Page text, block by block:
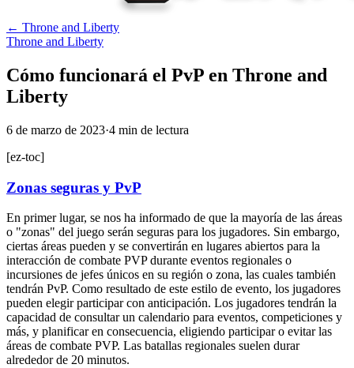
← Throne and Liberty
Throne and Liberty
Cómo funcionará el PvP en Throne and
Liberty
6 de marzo de 2023·4 min de lectura
[ez-toc]
Zonas seguras y PvP
En primer lugar, se nos ha informado de que la mayoría de las áreas
o "zonas" del juego serán seguras para los jugadores. Sin embargo,
ciertas áreas pueden y se convertirán en lugares abiertos para la
interacción de combate PVP durante eventos regionales o
incursiones de jefes únicos en su región o zona, las cuales también
tendrán PvP. Como resultado de este estilo de evento, los jugadores
pueden elegir participar con anticipación. Los jugadores tendrán la
capacidad de consultar un calendario para eventos, competiciones y
más, y planificar en consecuencia, eligiendo participar o evitar las
áreas de combate PVP. Las batallas regionales suelen durar
alrededor de 20 minutos.